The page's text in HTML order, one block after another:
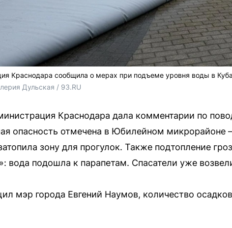
Краснодара сообщила о мерах при подъеме уровня воды в
Дульская / 93.RU
Краснодара дала комментарии по
опасность отмечена в Юбилейном микрорайоне
зону для прогулок. Также подтопление
вода подошла к парапетам. Спасатели уже
мэр города Евгений Наумов, количество